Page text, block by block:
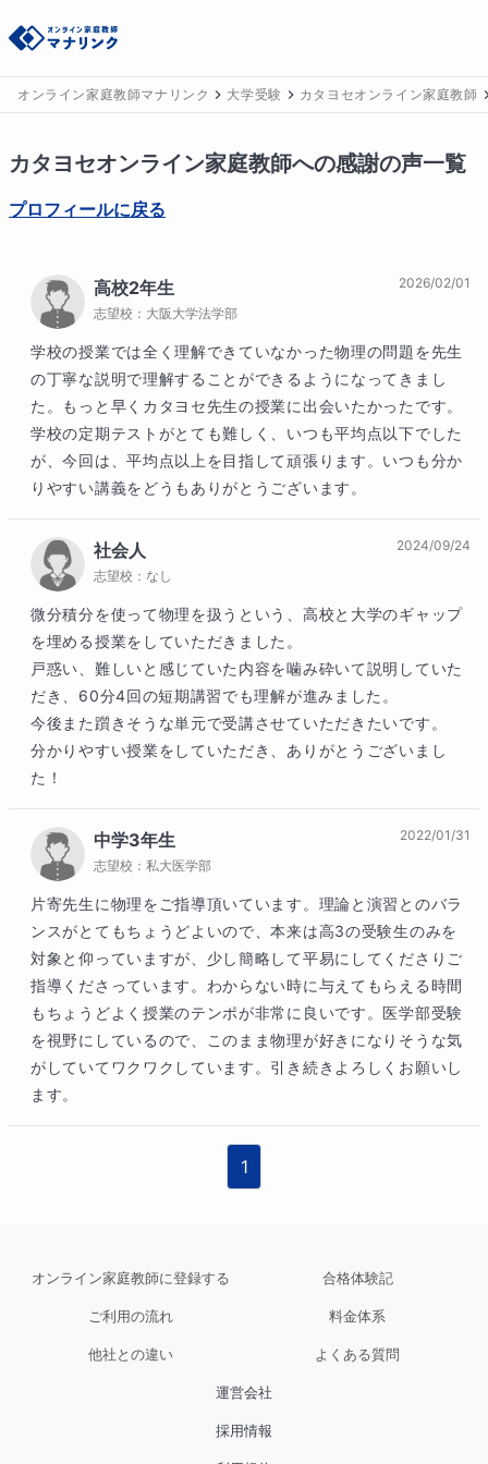
オンライン家庭教師マナリンク 大学受験 カタヨセオンライン家庭教師
カタヨセオンライン家庭教師への感謝の声一覧
プロフィールに戻る
高校2年生
志望校： 大阪大学法学部
2026/02/01
学校の授業では全く理解できていなかった物理の問題を先生
の丁寧な説明で理解することができるようになってきまし
た。もっと早くカタヨセ先生の授業に出会いたかったです。
学校の定期テストがとても難しく、いつも平均点以下でした
が、今回は、平均点以上を目指して頑張ります。いつも分か
りやすい講義をどうもありがとうございます。
社会人
志望校： なし
2024/09/24
微分積分を使って物理を扱うという、高校と大学のギャップ
を埋める授業をしていただきました。
戸惑い、難しいと感じていた内容を噛み砕いて説明していた
だき、60分4回の短期講習でも理解が進みました。
今後また躓きそうな単元で受講させていただきたいです。
分かりやすい授業をしていただき、ありがとうございまし
た！
中学3年生
志望校： 私大医学部
2022/01/31
片寄先生に物理をご指導頂いています。理論と演習とのバラ
ンスがとてもちょうどよいので、本来は高3の受験生のみを
対象と仰っていますが、少し簡略して平易にしてくださりご
指導くださっています。わからない時に与えてもらえる時間
もちょうどよく授業のテンポが非常に良いです。医学部受験
を視野にしているので、このまま物理が好きになりそうな気
がしていてワクワクしています。引き続きよろしくお願いし
ます。
1
オンライン家庭教師に登録する 合格体験記
ご利用の流れ 料金体系
他社との違い よくある質問
運営会社
採用情報